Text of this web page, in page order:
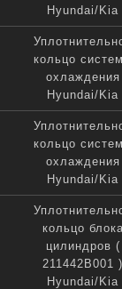
Hyundai/Kia
кольцо
охлаждения
Hyundai/Kia
кольцо
охлаждения
Hyundai/Kia
кольцо
цилиндров (
211442B001 )
Hyundai/Kia